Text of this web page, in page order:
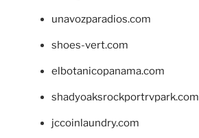
unavozparadios.com
shoes-vert.com
elbotanicopanama.com
shadyoaksrockportrvpark.com
jccoinlaundry.com